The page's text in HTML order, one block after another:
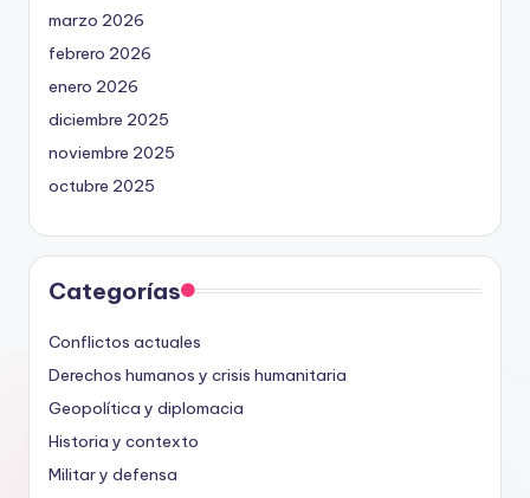
marzo 2026
febrero 2026
enero 2026
diciembre 2025
noviembre 2025
octubre 2025
Categorías
Conflictos actuales
Derechos humanos y crisis humanitaria
Geopolítica y diplomacia
Historia y contexto
Militar y defensa